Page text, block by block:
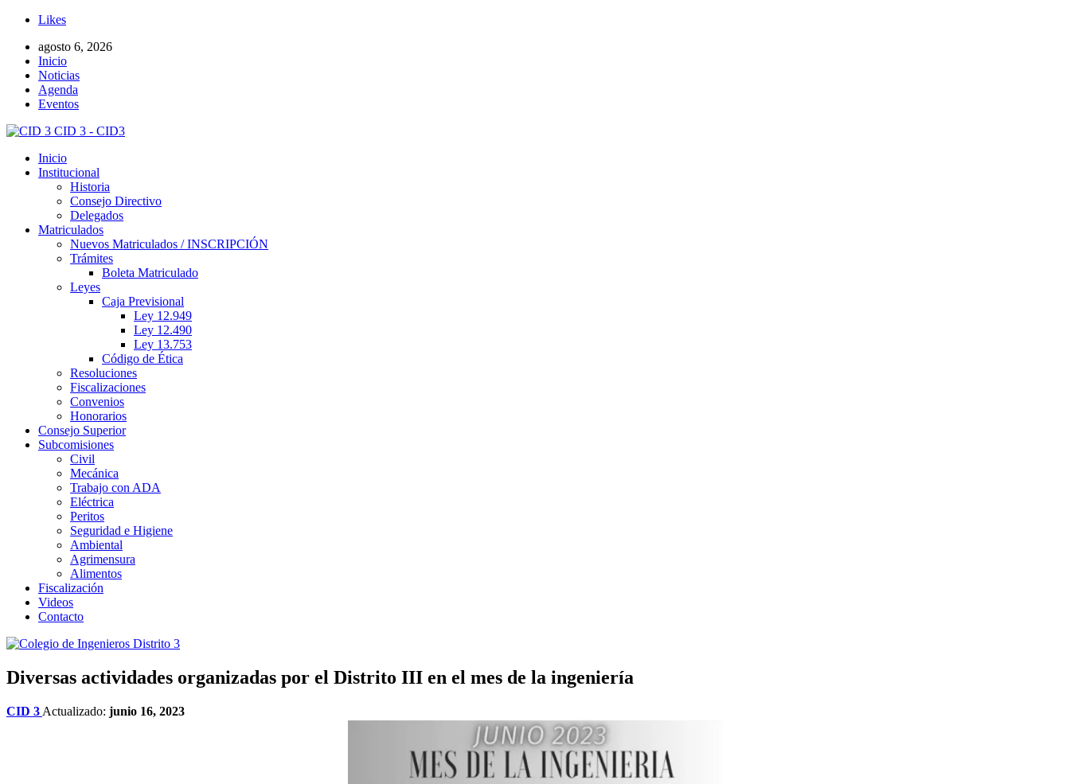
Likes
agosto 6, 2026
Inicio
Noticias
Agenda
Eventos
CID 3 - CID3
Inicio
Institucional
Historia
Consejo Directivo
Delegados
Matriculados
Nuevos Matriculados / INSCRIPCIÓN
Trámites
Boleta Matriculado
Leyes
Caja Previsional
Ley 12.949
Ley 12.490
Ley 13.753
Código de Ética
Resoluciones
Fiscalizaciones
Convenios
Honorarios
Consejo Superior
Subcomisiones
Civil
Mecánica
Trabajo con ADA
Eléctrica
Peritos
Seguridad e Higiene
Ambiental
Agrimensura
Alimentos
Fiscalización
Videos
Contacto
Diversas actividades organizadas por el Distrito III en el mes de la ingeniería
CID 3 Actualizado: junio 16, 2023